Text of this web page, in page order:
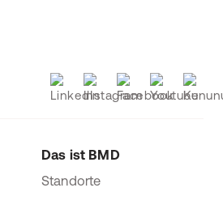
Das ist BMD
Standorte